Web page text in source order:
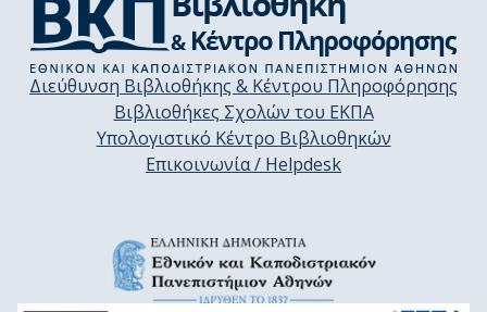
Διεύθυνση Βιβλιοθήκης & Κέντρου Πληροφόρησης
Βιβλιοθήκες Σχολών του ΕΚΠΑ
Υπολογιστικό Κέντρο Βιβλιοθηκών
Επικοινωνία / Helpdesk